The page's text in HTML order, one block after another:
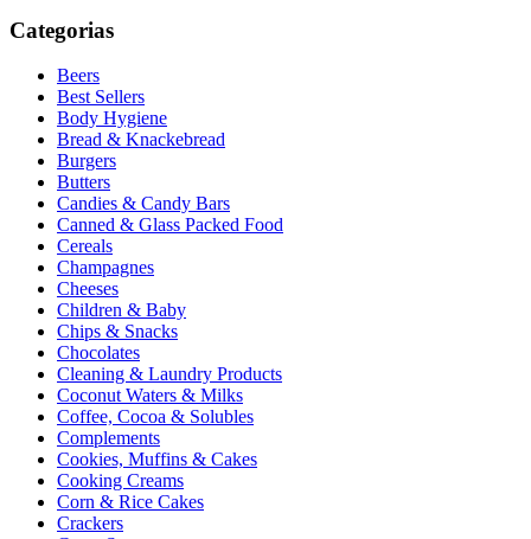
Categorias
Beers
Best Sellers
Body Hygiene
Bread & Knackebread
Burgers
Butters
Candies & Candy Bars
Canned & Glass Packed Food
Cereals
Champagnes
Cheeses
Children & Baby
Chips & Snacks
Chocolates
Cleaning & Laundry Products
Coconut Waters & Milks
Coffee, Cocoa & Solubles
Complements
Cookies, Muffins & Cakes
Cooking Creams
Corn & Rice Cakes
Crackers